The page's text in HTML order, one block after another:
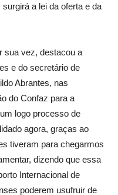
a lei da oferta e da
sua vez, destacou a
e do secretário de
Abrantes, nas
do Confaz para a
logo processo de
agora, graças ao
tiveram para chegarmos
dizendo que essa
Internacional de
poderem usufruir de